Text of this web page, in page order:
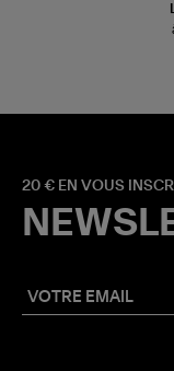
20 € EN VOUS